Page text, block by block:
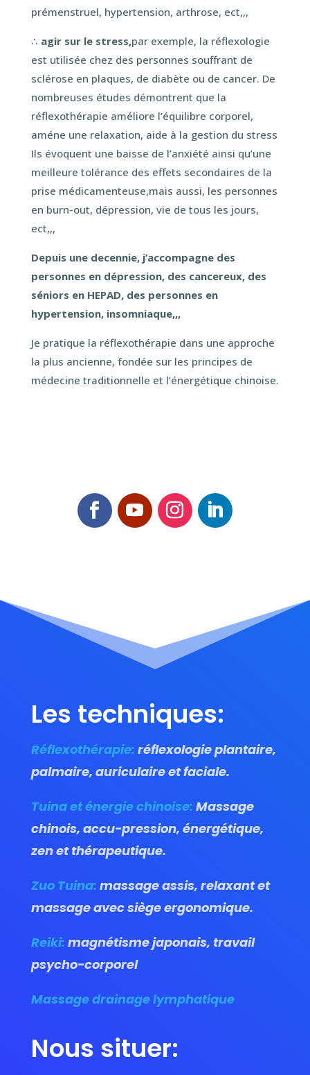
prémenstruel, hypertension, arthrose, ect,,,
∴ agir sur le stress,par exemple, la réflexologie
est utilisée chez des personnes souffrant de
sclérose en plaques, de diabète ou de cancer. De
nombreuses études démontrent que la
réflexothérapie améliore l’équilibre corporel,
améne une relaxation, aide à la gestion du stress
Ils évoquent une baisse de l’anxiété ainsi qu’une
meilleure tolérance des effets secondaires de la
prise médicamenteuse,mais aussi, les personnes
en burn-out, dépression, vie de tous les jours,
ect,,,
Depuis une decennie, j’accompagne des
personnes en dépression, des cancereux, des
séniors en HEPAD, des personnes en
hypertension, insomniaque,,,
Je pratique la réflexothérapie dans une approche
la plus ancienne, fondée sur les principes de
médecine traditionnelle et l’énergétique chinoise.
Les techniques:
Réflexothérapie: réflexologie plantaire,
palmaire, auriculaire et faciale.
Tuina et énergie chinoise: Massage
chinois, accu-pression, énergétique,
zen et thérapeutique.
Zuo Tuina: massage assis, relaxant et
massage avec siège ergonomique.
Reiki: magnétisme japonais, travail
psycho-corporel
Massage drainage lymphatique
Nous situer: